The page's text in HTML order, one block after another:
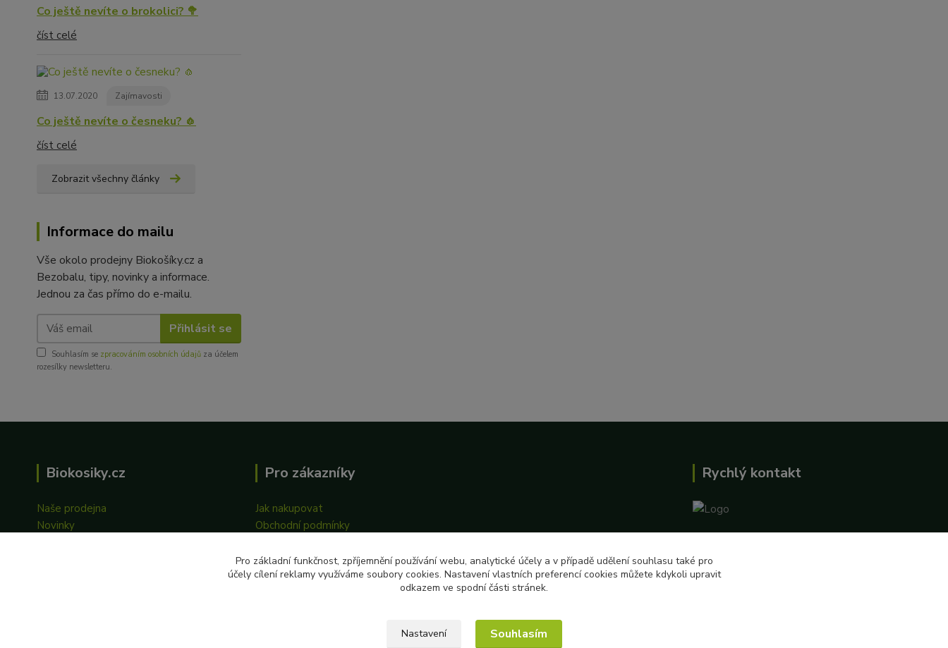
Co ještě nevíte o brokolici? 🥦
číst celé
13.07.2020 Zajímavosti
Co ještě nevíte o česneku? 🧄
číst celé
Zobrazit všechny články
Informace do mailu
Vše okolo prodejny Biokošíky.cz a
Bezobalu, tipy, novinky a informace.
Jednou za čas přímo do e-mailu.
Přihlásit se
Souhlasím se zpracováním osobních údajů za účelem
rozesílky newsletteru.
Biokosiky.cz
Naše prodejna
Novinky
Pro zákazníky
Jak nakupovat
Obchodní podmínky
Rychlý kontakt
727 862 655, 737 283 505
8:00-15:30
Pro základní funkčnost, zpříjemnění používání webu, analytické účely a v případě udělení souhlasu také pro
účely cílení reklamy využíváme soubory cookies. Nastavení vlastních preferencí cookies můžete kdykoli upravit
odkazem ve spodní části stránek.
Nastavení Souhlasím